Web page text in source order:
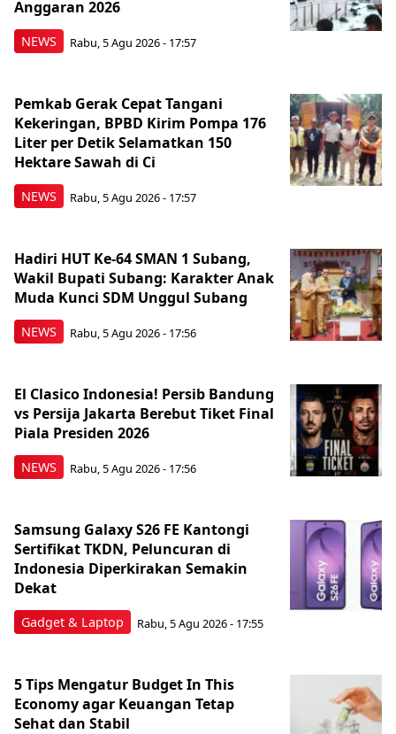
NEWS
Anggaran 2026
Rabu, 5 Agu 2026 - 17:57
NEWS
Pemkab Gerak Cepat Tangani
Kekeringan, BPBD Kirim Pompa 176
Liter per Detik Selamatkan 150
Hektare Sawah di Ci
Rabu, 5 Agu 2026 - 17:57
NEWS
Hadiri HUT Ke-64 SMAN 1 Subang,
Wakil Bupati Subang: Karakter Anak
Muda Kunci SDM Unggul Subang
Rabu, 5 Agu 2026 - 17:56
NEWS
El Clasico Indonesia! Persib Bandung
vs Persija Jakarta Berebut Tiket Final
Piala Presiden 2026
Rabu, 5 Agu 2026 - 17:56
Gadget & Laptop
Samsung Galaxy S26 FE Kantongi
Sertifikat TKDN, Peluncuran di
Indonesia Diperkirakan Semakin
Dekat
Rabu, 5 Agu 2026 - 17:55
5 Tips Mengatur Budget In This
Economy agar Keuangan Tetap
Sehat dan Stabil